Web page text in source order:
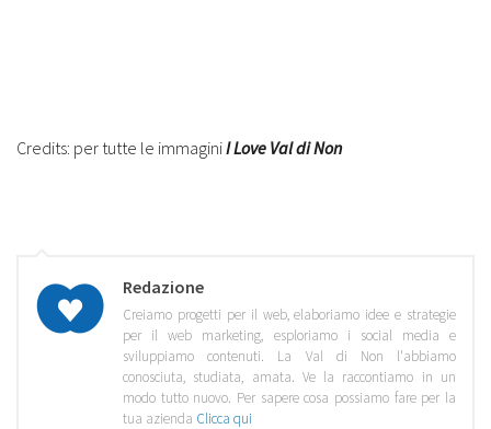
Credits: per tutte le immaginiI Love Val di Non
Redazione
Creiamo progetti per il web, elaboriamo idee e strategie
per il web marketing, esploriamo i social media e
sviluppiamo contenuti. La Val di Non l'abbiamo
conosciuta, studiata, amata. Ve la raccontiamo in un
modo tutto nuovo. Per sapere cosa possiamo fare per la
tua azienda Clicca qui